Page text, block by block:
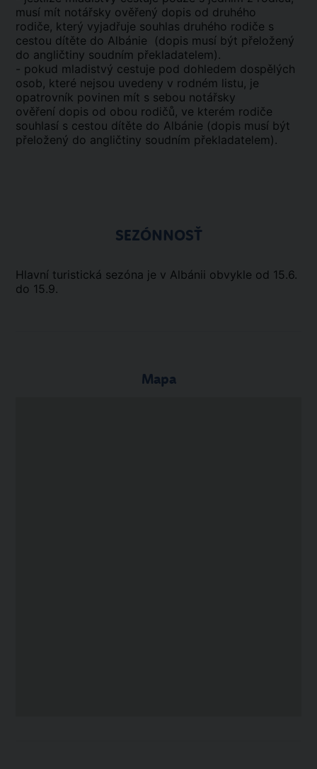
musí mít notářsky ověřený dopis od druhého
rodiče, který vyjadřuje souhlas druhého rodiče s
cestou dítěte do Albánie (dopis musí být přeložený
do angličtiny soudním překladatelem).
- pokud mladistvý cestuje pod dohledem dospělých
osob, které nejsou uvedeny v rodném listu, je
opatrovník povinen mít s sebou notářsky
ověření dopis od obou rodičů, ve kterém rodiče
souhlasí s cestou dítěte do Albánie (dopis musí být
přeložený do angličtiny soudním překladatelem).
SEZÓNNOSŤ
Hlavní turistická sezóna je v Albánii obvykle od 15.6.
do 15.9.
Mapa